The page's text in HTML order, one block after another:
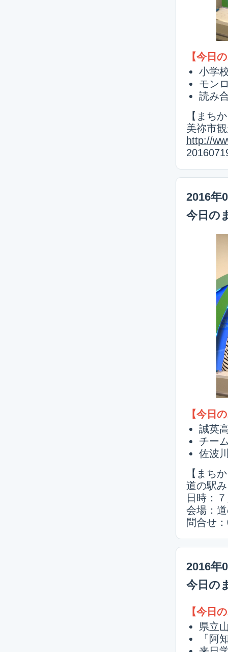
【今日
小学
モン
読み
【まち
美祢市
http://
2016年
今日の
【今日
誠英
チー
佐波
【まち
道の駅
日時：
会場：
問合せ
2016年
今日の
【今日
県立
「阿